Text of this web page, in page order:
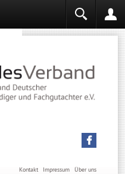
Über uns
Impressum
Kontakt